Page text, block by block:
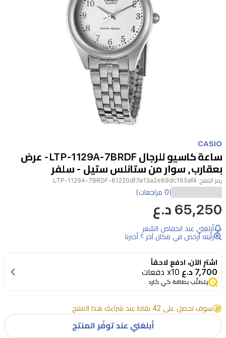
1
1
CASIO
ساعة كاسيو للرجال LTP-1129A-7BRDF- عرض
بعقارب, سوار من ستانلس ستيل - سلفر
رمز المنتج: LTP-1129A-7BRDF-61220df7e13a2e69dc165af4
(0 مراجعات)
65,250 د.ع
أبلغني عند انخفاض السّعر
رأيته أرخص في مكان آخر ؟ أخبرنا
اشترِ الآن، ادفع لاحقاً
7,700 د.ع x10 دفعات
يتطلّب بطاقة كي كارد
سوف تحصل على 42 نقاط عند شراءك هذا المنتج
أبلغني عند توفّر المنتج